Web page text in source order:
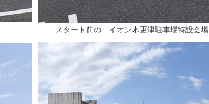
スタート前の イオン木更津駐車場特設会場